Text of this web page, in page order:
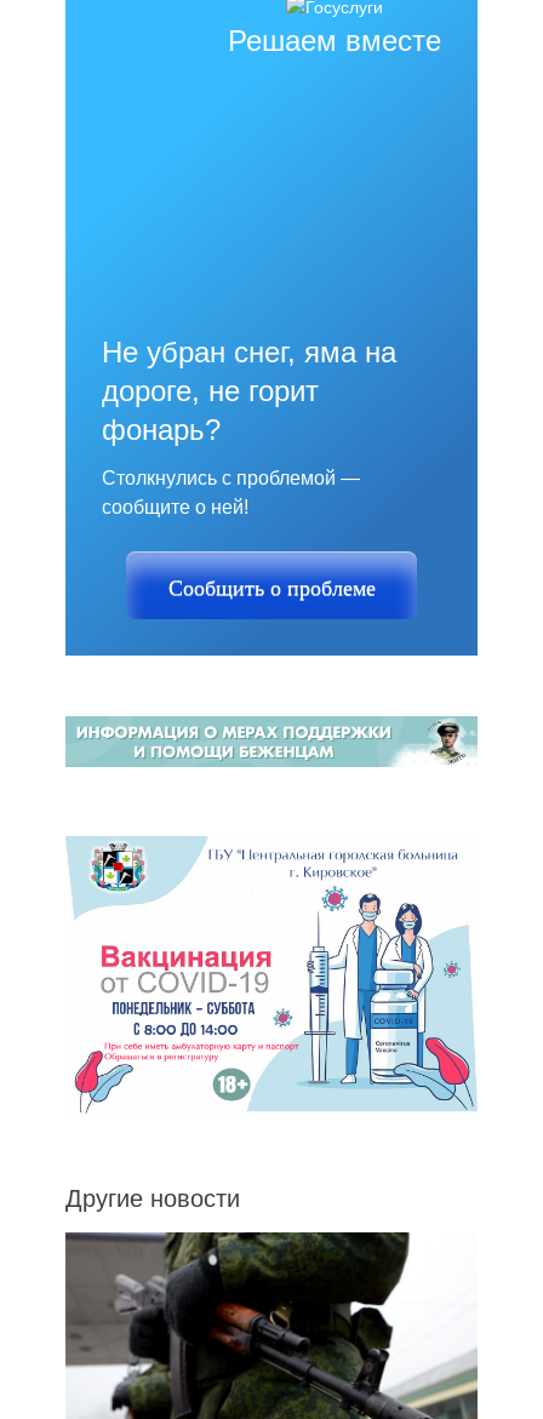
Решаем вместе
Не убран снег, яма на
дороге, не горит
фонарь?
Столкнулись с проблемой —
сообщите о ней!
Сообщить о проблеме
Другие новости